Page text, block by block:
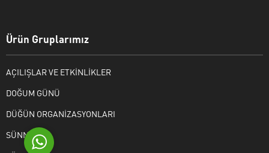
Ürün Gruplarımız
AÇILIŞLAR VE ETKİNLİKLER
DOĞUM GÜNÜ
DÜĞÜN ORGANİZASYONLARI
SÜNNET